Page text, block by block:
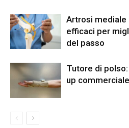
Artrosi mediale
efficaci per
del passo
Tutore di
up